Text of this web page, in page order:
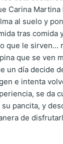
Carina
al suelo y
tras comida
que le sirven…
que se ven
un día decide
e intenta
se da
pancita, y
de